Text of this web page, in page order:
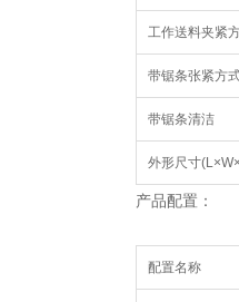
工作送料夹紧
带锯条张紧方
带锯条清洁
外形尺寸
产品配置：
配置名称